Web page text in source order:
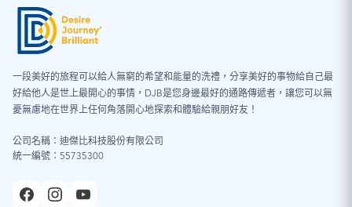
一段美好的旅程可以給人無窮的希望和能量的洗禮，分享美好的事物給自己最
好給他人是世上最開心的事情，DJB是您身邊最好的通路傳遞者，讓您可以無
憂無慮地在世界上任何角落開心地探索和體驗給親朋好友！
公司名稱：迪傑比科技股份有限公司
統一編號：55735300